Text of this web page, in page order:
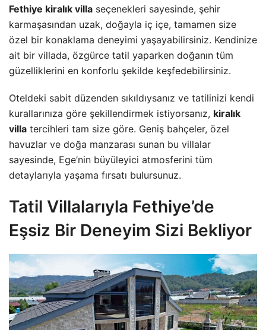
Fethiye kiralık villa seçenekleri sayesinde, şehir
karmaşasından uzak, doğayla iç içe, tamamen size
özel bir konaklama deneyimi yaşayabilirsiniz. Kendinize
ait bir villada, özgürce tatil yaparken doğanın tüm
güzelliklerini en konforlu şekilde keşfedebilirsiniz.
Oteldeki sabit düzenden sıkıldıysanız ve tatilinizi kendi
kurallarınıza göre şekillendirmek istiyorsanız, kiralık
villa tercihleri tam size göre. Geniş bahçeler, özel
havuzlar ve doğa manzarası sunan bu villalar
sayesinde, Ege’nin büyüleyici atmosferini tüm
detaylarıyla yaşama fırsatı bulursunuz.
Tatil Villalarıyla Fethiye’de
Eşsiz Bir Deneyim Sizi Bekliyor